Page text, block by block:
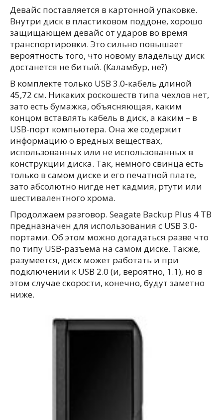
Девайс поставляется в картонной упаковке.
Внутри диск в пластиковом поддоне, хорошо
защищающем девайс от ударов во время
транспортировки. Это сильно повышает
вероятность того, что новому владельцу диск
достанется не битый. (Каламбур, не?)
В комплекте только USB 3.0-кабель длиной
45,72 см. Никаких роскошеств типа чехлов нет,
зато есть бумажка, объясняющая, каким
концом вставлять кабель в диск, а каким – в
USB-порт компьютера. Она же содержит
информацию о вредных веществах,
использованных или не использованных в
конструкции диска. Так, немного свинца есть
только в самом диске и его печатной плате,
зато абсолютно нигде нет кадмия, ртути или
шестивалентного хрома.
Продолжаем разговор. Seagate Backup Plus 4 TB
предназначен для использования с USB 3.0-
портами. Об этом можно догадаться разве что
по типу USB-разъема на самом диске. Также,
разумеется, диск может работать и при
подключении к USB 2.0 (и, вероятно, 1.1), но в
этом случае скорости, конечно, будут заметно
ниже.